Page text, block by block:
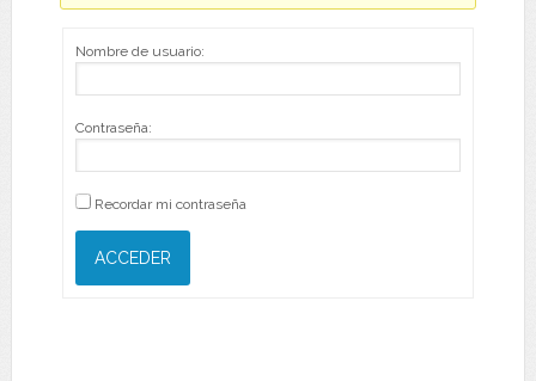
Nombre de usuario:
Contraseña:
Recordar mi contraseña
ACCEDER